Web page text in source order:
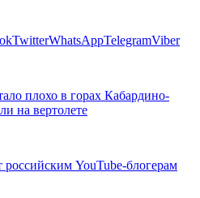
TwitterWhatsAppTelegramViber
плохо в горах Кабардино-
на вертолете
YouTube-блогерам